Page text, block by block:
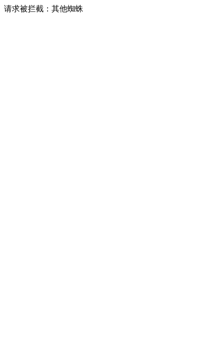
请求被拦截：其他蜘蛛